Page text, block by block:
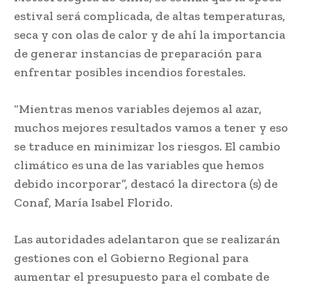
estival será complicada, de altas temperaturas,
seca y con olas de calor y de ahí la importancia
de generar instancias de preparación para
enfrentar posibles incendios forestales.
“Mientras menos variables dejemos al azar,
muchos mejores resultados vamos a tener y eso
se traduce en minimizar los riesgos. El cambio
climático es una de las variables que hemos
debido incorporar”, destacó la directora (s) de
Conaf, María Isabel Florido.
Las autoridades adelantaron que se realizarán
gestiones con el Gobierno Regional para
aumentar el presupuesto para el combate de